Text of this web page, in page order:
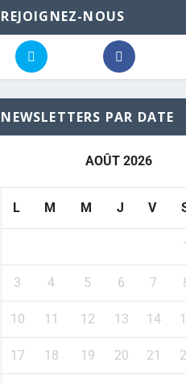
REJOIGNEZ-NOUS
NEWSLETTERS PAR DATE
AOÛT 2026
L M M J V
1
3 4 5 6 7
10 11 12 13 14
17 18 19 20 21